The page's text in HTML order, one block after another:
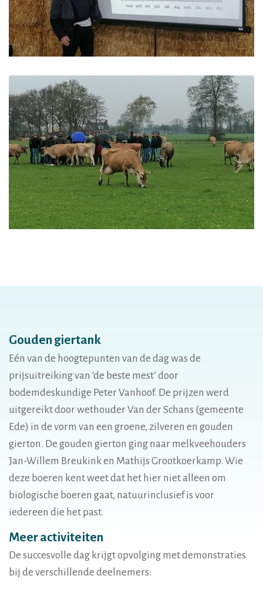
Gouden giertank
Eén van de hoogtepunten van de dag was de
prijsuitreiking van ‘de beste mest’ door
bodemdeskundige Peter Vanhoof. De prijzen werd
uitgereikt door wethouder Van der Schans (gemeente
Ede) in de vorm van een groene, zilveren en gouden
gierton. De gouden gierton ging naar melkveehouders
Jan-Willem Breukink en Mathijs Grootkoerkamp. Wie
deze boeren kent weet dat het hier niet alleen om
biologische boeren gaat, natuurinclusief is voor
iedereen die het past.
Meer activiteiten
De succesvolle dag krijgt opvolging met demonstraties
bij de verschillende deelnemers: